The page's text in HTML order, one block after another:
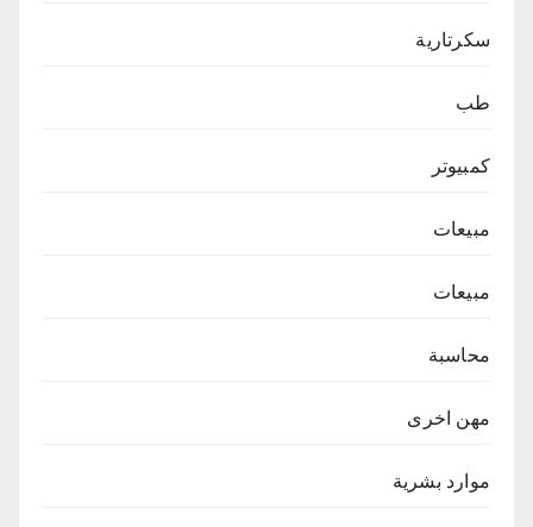
سكرتارية
طب
كمبيوتر
مبيعات
مبيعات
محاسبة
مهن اخرى
موارد بشرية